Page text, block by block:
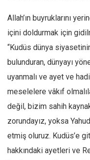
Allah’ın buyruklarını
içini doldurmak için
“Kudüs dünya
bulunduran, dünyayı
uyanmalı ve ayet ve
meselelere vâkıf
değil, bizim sahih
zorundayız, yoksa
etmiş oluruz. Kudüs’e
hakkındaki ayetleri ve